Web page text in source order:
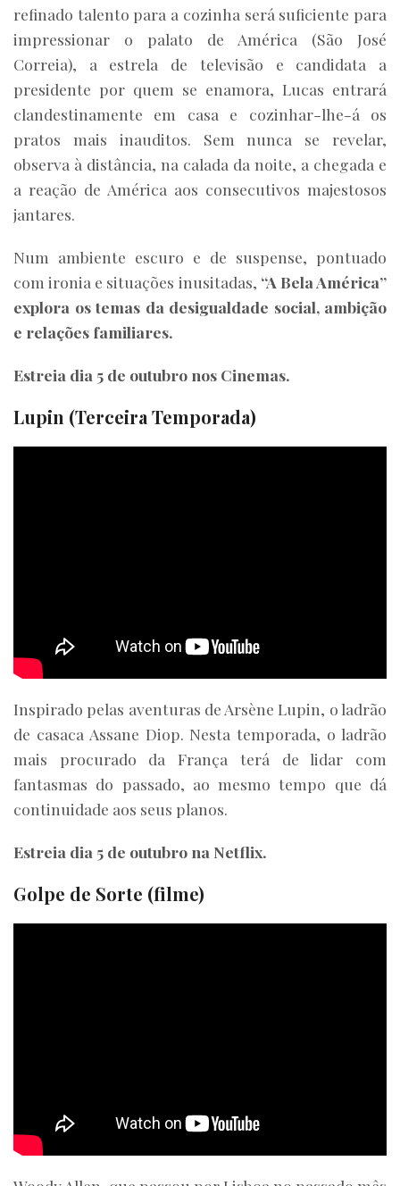
refinado talento para a cozinha será suficiente para
impressionar o palato de América (São José
Correia), a estrela de televisão e candidata a
presidente por quem se enamora, Lucas entrará
clandestinamente em casa e cozinhar-lhe-á os
pratos mais inauditos. Sem nunca se revelar,
observa à distância, na calada da noite, a chegada e
a reação de América aos consecutivos majestosos
jantares.
Num ambiente escuro e de suspense, pontuado
com ironia e situações inusitadas, “A Bela América”
explora os temas da desigualdade social, ambição
e relações familiares.
Estreia dia 5 de outubro nos Cinemas.
Lupin (Terceira Temporada)
Inspirado pelas aventuras de Arsène Lupin, o ladrão
de casaca Assane Diop. Nesta temporada, o ladrão
mais procurado da França terá de lidar com
fantasmas do passado, ao mesmo tempo que dá
continuidade aos seus planos.
Estreia dia 5 de outubro na Netflix.
Golpe de Sorte (filme)